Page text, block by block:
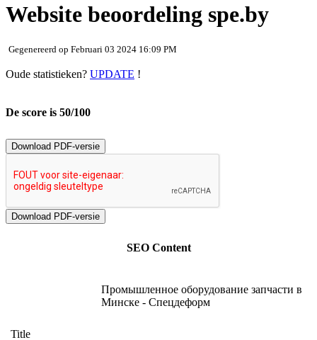
Website beoordeling spe.by
Gegenereerd op Februari 03 2024 16:09 PM
Oude statistieken? UPDATE !
De score is 50/100
Download PDF-versie
SEO Content
Title
Промышленное оборудование запчасти в
Минске - Спецдеформ